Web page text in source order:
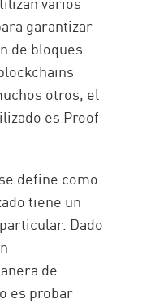
and
garantizar
de bloques
otros, el
es Proof
define como
tiene un
Dado
de
es probar